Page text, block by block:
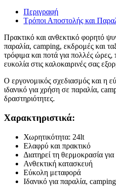
Περιγραφή
Τρόποι Αποστολής και
Πρακτικό και ανθεκτικό φορητό
παραλία, camping, εκδρομές και
τρόφιμα και ποτά για πολλές
ευκολία στις καλοκαιρινές σας
Ο εργονομικός σχεδιασμός και η
ιδανικό για χρήση σε παραλία,
δραστηριότητες.
Χαρακτηριστικά:
Χωρητικότητα: 24lt
Ελαφρύ και πρακτικό
Διατηρεί τη θερμοκρασία
Ανθεκτική κατασκευή
Εύκολη μεταφορά
Ιδανικό για παραλία,